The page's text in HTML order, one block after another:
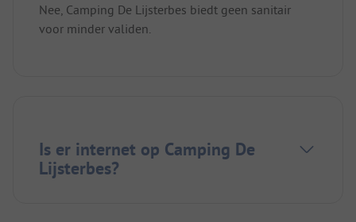
Nee, Camping De Lijsterbes biedt geen sanitair
voor minder validen.
Is er internet op Camping De
Lijsterbes?